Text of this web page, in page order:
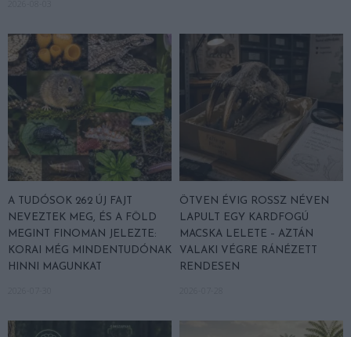
A TUDÓSOK 262 ÚJ FAJT
NEVEZTEK MEG, ÉS A FÖLD
MEGINT FINOMAN JELEZTE:
KORAI MÉG MINDENTUDÓNAK
HINNI MAGUNKAT
ÖTVEN ÉVIG ROSSZ NÉVEN
LAPULT EGY KARDFOGÚ
MACSKA LELETE – AZTÁN
VALAKI VÉGRE RÁNÉZETT
RENDESEN